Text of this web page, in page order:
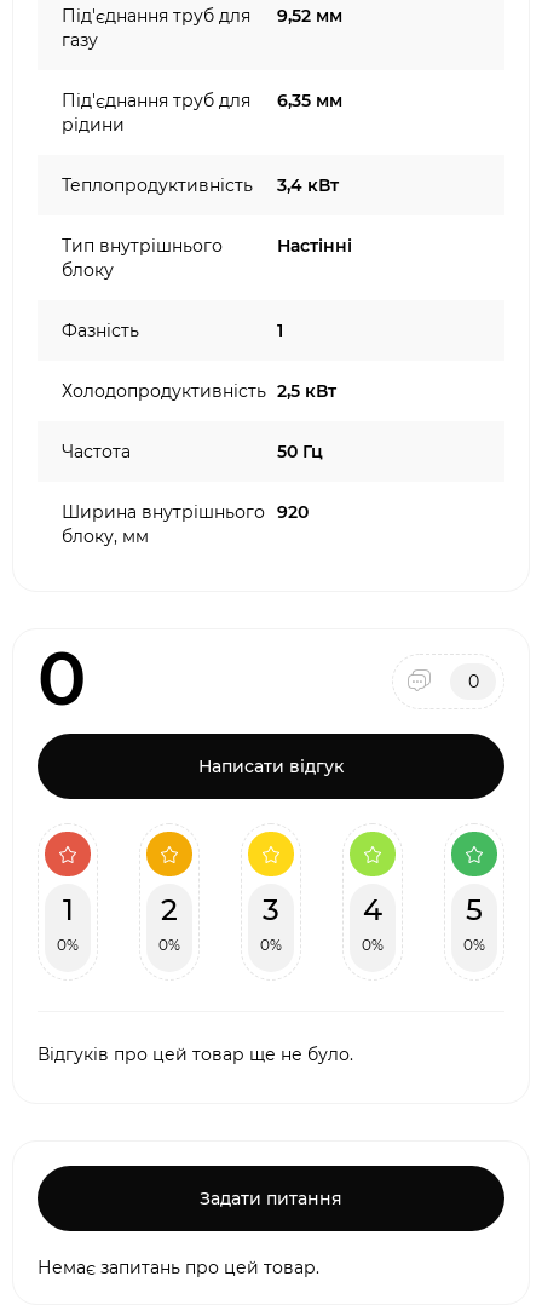
Під'єднання труб для
газу
9,52 мм
Під'єднання труб для
рідини
6,35 мм
Теплопродуктивність 3,4 кВт
Тип внутрішнього
блоку
Настінні
Фазність 1
Холодопродуктивність 2,5 кВт
Частота 50 Гц
Ширина внутрішнього
блоку, мм
920
0 0
Написати відгук
1
0%
2
0%
3
0%
4
0%
5
0%
Відгуків про цей товар ще не було.
Задати питання
Немає запитань про цей товар.